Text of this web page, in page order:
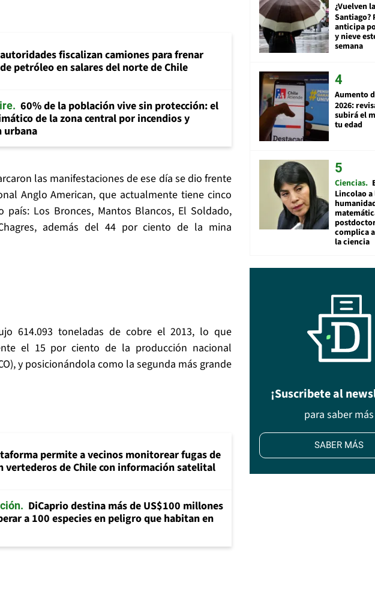
fiscalizan camiones para frenar
petróleo en salares del norte de Chile
60% de la población vive sin protección: el
de la zona central por incendios y
urbana
las manifestaciones de ese día se dio frente
Anglo American, que actualmente tiene cinco
país: Los Bronces, Mantos Blancos, El Soldado,
además del 44 por ciento de la mina
614.093 toneladas de cobre el 2013, lo que
el 15 por ciento de la producción nacional
y posicionándola como la segunda más grande
permite a vecinos monitorear fugas de
vertederos de Chile con información satelital
DiCaprio destina más de US$100 millones
a 100 especies en peligro que habitan en
¿Vuelven
Santiago?
anticipa
y nieve
semana
Aumento
2026:
subirá el
tu edad
Ciencias
Lincolao a
complica
la ciencia
¡Suscribete al
para saber más
SABER MÁS